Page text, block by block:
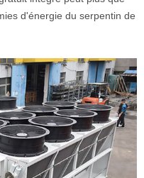
d'énergie du serpentin de